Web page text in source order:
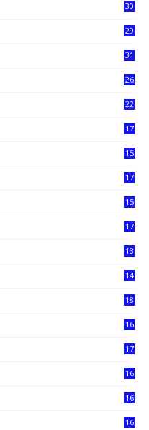
30
29
31
26
22
17
15
17
15
17
13
14
18
16
17
16
16
16